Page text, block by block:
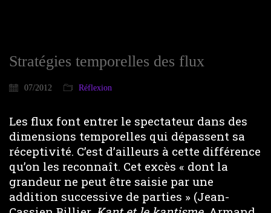
Stratégies temporelles des flux
07/2012 Réflexion
Les flux font entrer le spectateur dans des
dimensions temporelles qui dépassent sa
réceptivité. C’est d’ailleurs à cette différence
qu’on les reconnaît. Cet excès « dont la
grandeur ne peut être saisie par une
addition successive de parties » (Jean-